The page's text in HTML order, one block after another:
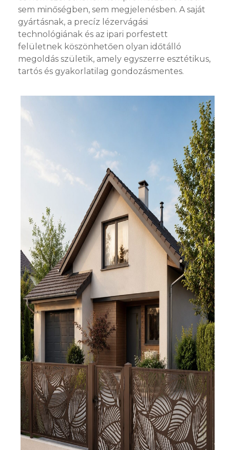
sem minőségben, sem megjelenésben. A saját
gyártásnak, a precíz lézervágási
technológiának és az ipari porfestett
felületnek köszönhetően olyan időtálló
megoldás születik, amely egyszerre esztétikus,
tartós és gyakorlatilag gondozásmentes.